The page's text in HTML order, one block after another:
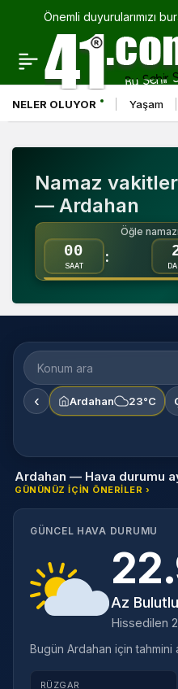
Önemli duyurularımızı
NELER OLUYOR Yaşam
Namaz
— Ardahan
Öğle
00
SAAT
:
Konum
ara
‹ Ardahan 23°C
Ardahan — Hava durumu
GÜNÜNÜZ IÇIN ÖNERILER ›
GÜNCEL HAVA DURUMU
Az Bulutlu
Hissedilen
Bugün Ardahan için tahmini
RÜZGAR